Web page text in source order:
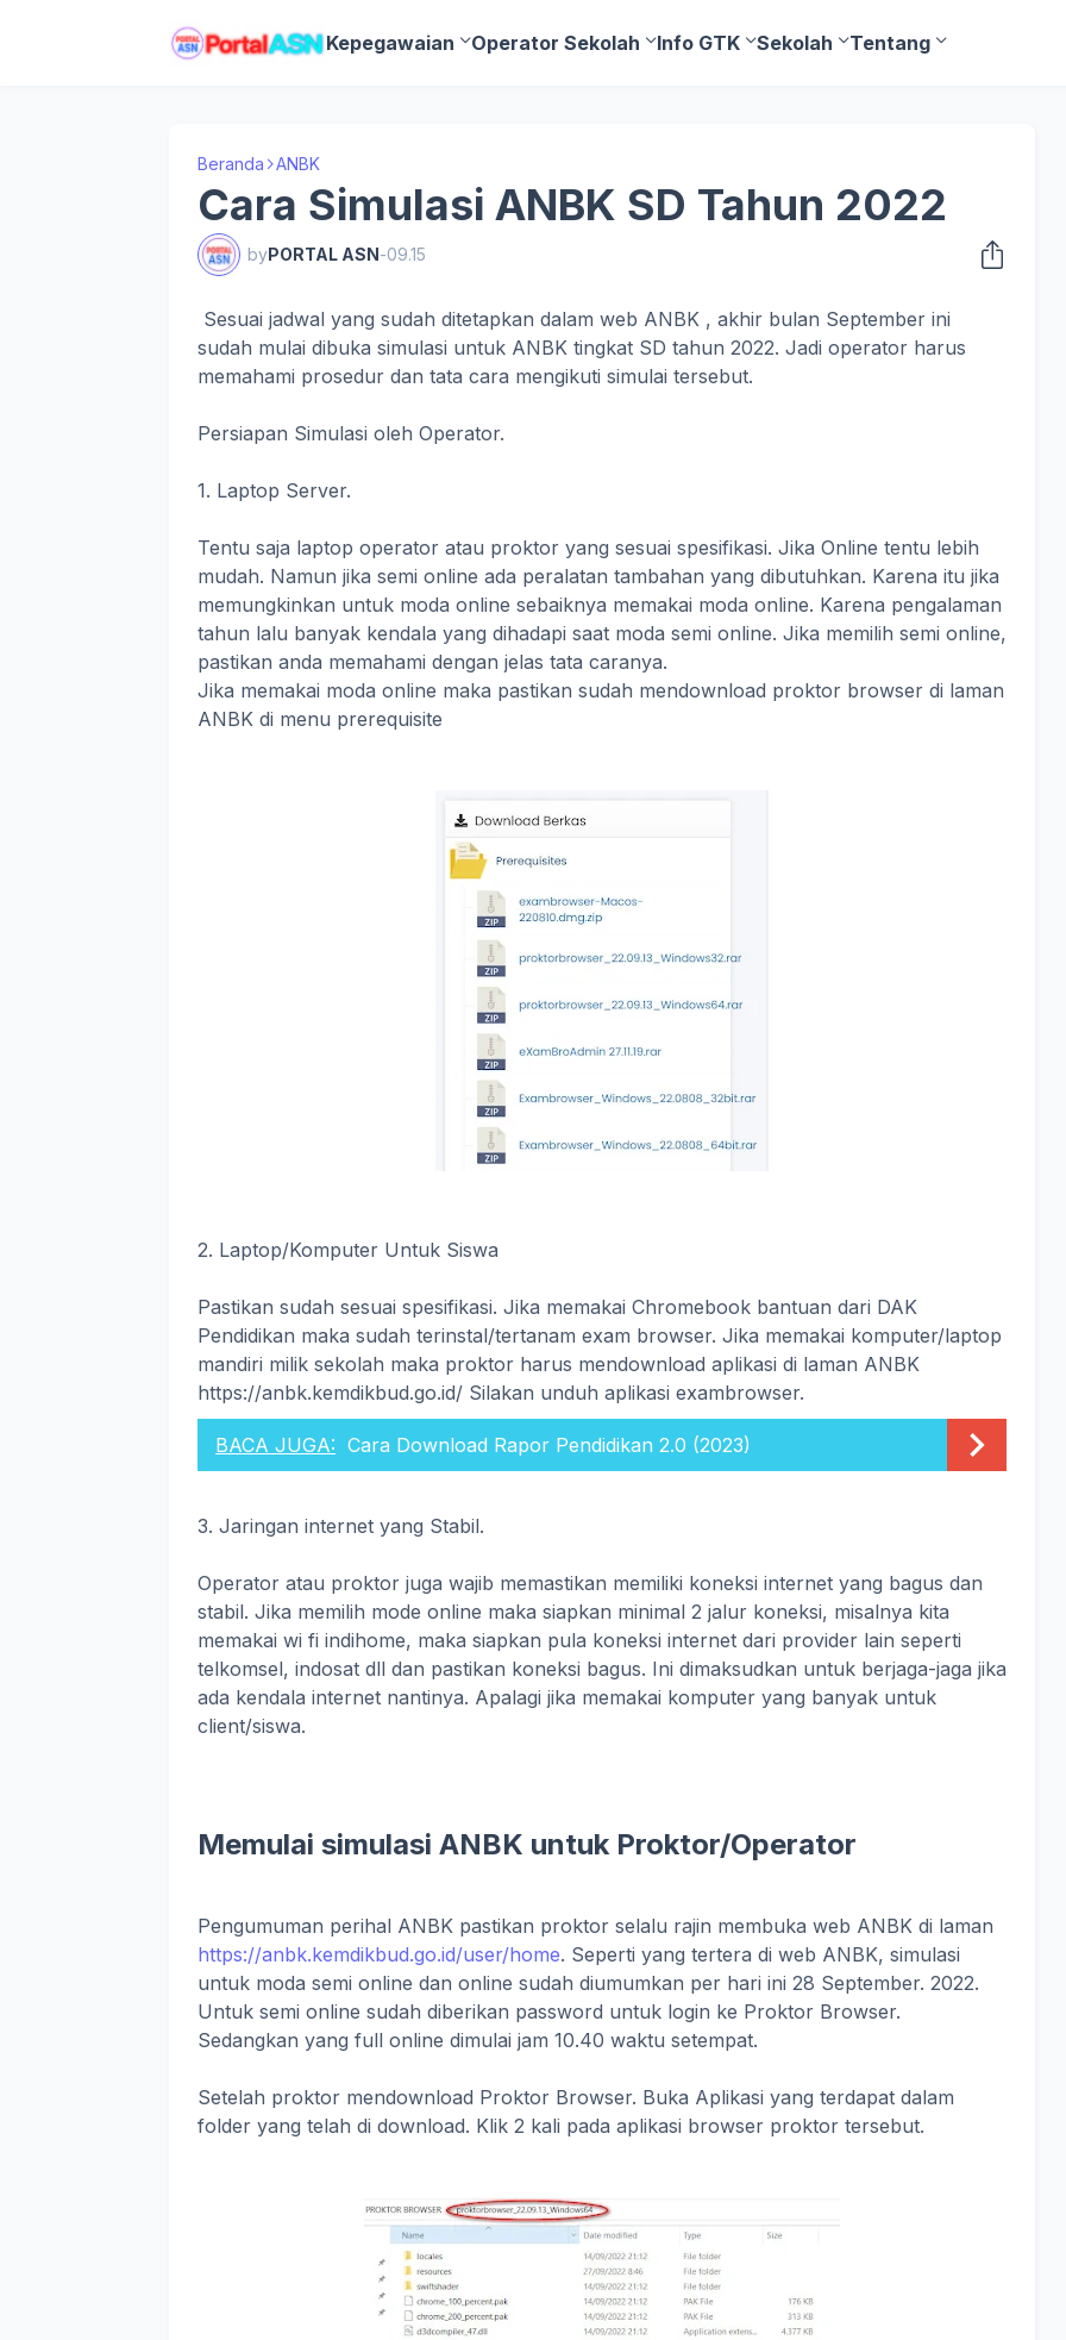
Kepegawaian Operator Sekolah Info GTK Sekolah Tentang
Beranda ANBK
Cara Simulasi ANBK SD Tahun 2022
byPORTAL ASN-09.15
Sesuai jadwal yang sudah ditetapkan dalam web ANBK , akhir bulan September ini
sudah mulai dibuka simulasi untuk ANBK tingkat SD tahun 2022. Jadi operator harus
memahami prosedur dan tata cara mengikuti simulai tersebut.
Persiapan Simulasi oleh Operator.
1. Laptop Server.
Tentu saja laptop operator atau proktor yang sesuai spesifikasi. Jika Online tentu lebih
mudah. Namun jika semi online ada peralatan tambahan yang dibutuhkan. Karena itu jika
memungkinkan untuk moda online sebaiknya memakai moda online. Karena pengalaman
tahun lalu banyak kendala yang dihadapi saat moda semi online. Jika memilih semi online,
pastikan anda memahami dengan jelas tata caranya.
Jika memakai moda online maka pastikan sudah mendownload proktor browser di laman
ANBK di menu prerequisite
2. Laptop/Komputer Untuk Siswa
Pastikan sudah sesuai spesifikasi. Jika memakai Chromebook bantuan dari DAK
Pendidikan maka sudah terinstal/tertanam exam browser. Jika memakai komputer/laptop
mandiri milik sekolah maka proktor harus mendownload aplikasi di laman ANBK
https://anbk.kemdikbud.go.id/ Silakan unduh aplikasi exambrowser.
BACA JUGA: Cara Download Rapor Pendidikan 2.0 (2023)
3. Jaringan internet yang Stabil.
Operator atau proktor juga wajib memastikan memiliki koneksi internet yang bagus dan
stabil. Jika memilih mode online maka siapkan minimal 2 jalur koneksi, misalnya kita
memakai wi fi indihome, maka siapkan pula koneksi internet dari provider lain seperti
telkomsel, indosat dll dan pastikan koneksi bagus. Ini dimaksudkan untuk berjaga-jaga jika
ada kendala internet nantinya. Apalagi jika memakai komputer yang banyak untuk
client/siswa.
Memulai simulasi ANBK untuk Proktor/Operator
Pengumuman perihal ANBK pastikan proktor selalu rajin membuka web ANBK di laman
https://anbk.kemdikbud.go.id/user/home. Seperti yang tertera di web ANBK, simulasi
untuk moda semi online dan online sudah diumumkan per hari ini 28 September. 2022.
Untuk semi online sudah diberikan password untuk login ke Proktor Browser.
Sedangkan yang full online dimulai jam 10.40 waktu setempat.
Setelah proktor mendownload Proktor Browser. Buka Aplikasi yang terdapat dalam
folder yang telah di download. Klik 2 kali pada aplikasi browser proktor tersebut.